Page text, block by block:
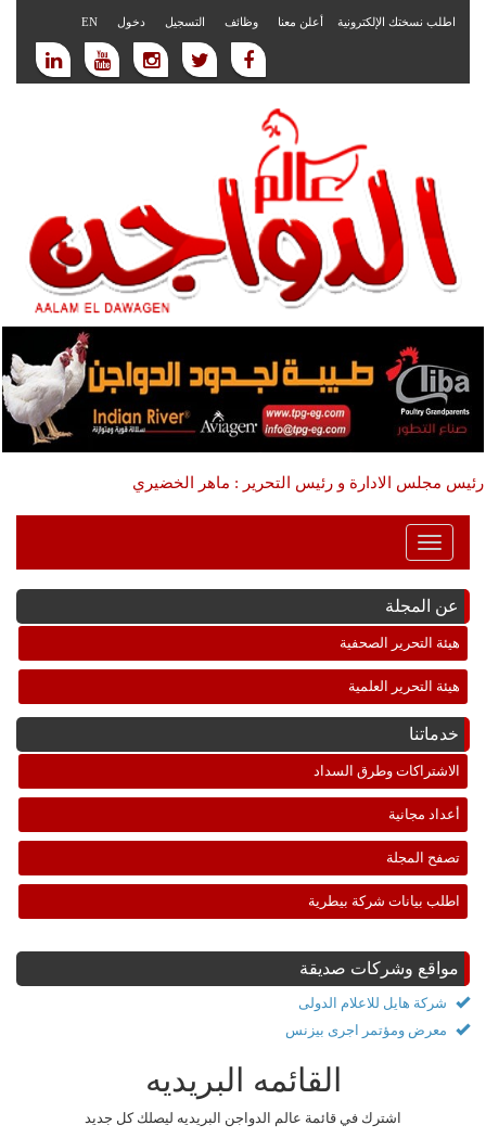
اطلب نسختك الإلكترونية أعلن معنا وظائف التسجيل دخول EN
رئيس مجلس الادارة و رئيس التحرير : ماهر الخضيري
Toggle
Navigation
عن المجلة
هيئة التحرير الصحفية
هيئة التحرير العلمية
خدماتنا
الاشتراكات وطرق السداد
أعداد مجانية
تصفح المجلة
اطلب بيانات شركة بيطرية
مواقع وشركات صديقة
شركة هايل للاعلام الدولى
معرض ومؤتمر اجرى بيزنس
القائمه البريديه
اشترك في قائمة عالم الدواجن البريديه ليصلك كل جديد